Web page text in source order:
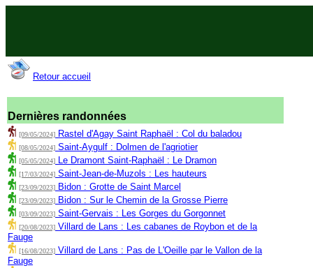
Retour accueil
Dernières randonnées
[09/05/2024] Rastel d'Agay Saint Raphaël : Col du baladou
[08/05/2024] Saint-Aygulf : Dolmen de l'agriotier
[05/05/2024] Le Dramont Saint-Raphaël : Le Dramon
[17/03/2024] Saint-Jean-de-Muzols : Les hauteurs
[23/09/2023] Bidon : Grotte de Saint Marcel
[23/09/2023] Bidon : Sur le Chemin de la Grosse Pierre
[03/09/2023] Saint-Gervais : Les Gorges du Gorgonnet
[20/08/2023] Villard de Lans : Les cabanes de Roybon et de la
Fauge
[16/08/2023] Villard de Lans : Pas de L'Oeille par le Vallon de la
Fauge